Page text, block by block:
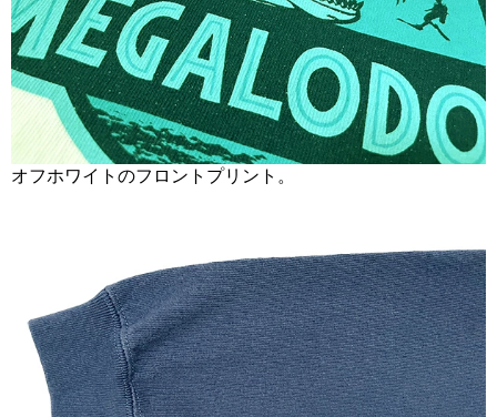
オフホワイトのフロントプリント。